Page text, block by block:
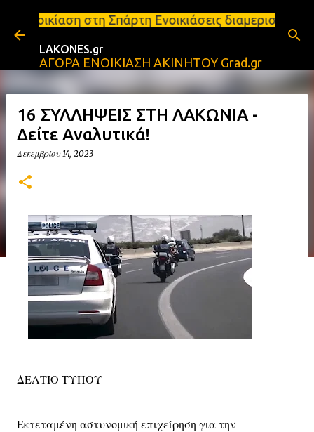
Μετάβαση στο κύριο περιεχόμενο
στη Σπάρτη Ενοικιάσεις διαμερισμάτων
LAKONES.gr
ΑΓΟΡΑ ΕΝΟΙΚΙΑΣΗ ΑΚΙΝΗΤΟΥ Grad.gr
16 ΣΥΛΛΗΨΕΙΣ ΣΤΗ ΛΑΚΩΝΙΑ -
Δείτε Αναλυτικά!
Δεκεμβρίου 14, 2023
ΔΕΛΤΙΟ ΤΥΠΟΥ
Εκτεταμένη αστυνομική επιχείρηση για την